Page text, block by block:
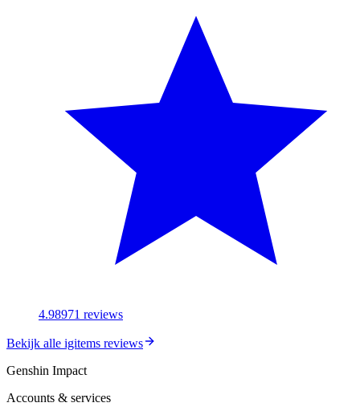
4.98971 reviews
Bekijk alle igitems reviews
Genshin Impact
Accounts & services